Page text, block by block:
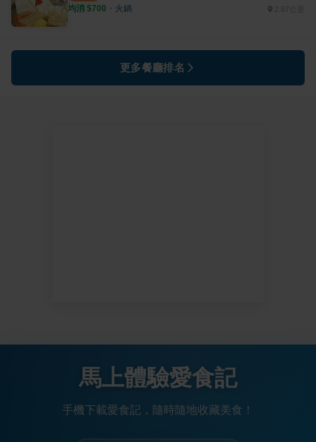
均消 $700 ・ 火鍋
更多餐廳排名
馬上體驗愛食記
手機下載愛食記，隨時隨地收藏美食！